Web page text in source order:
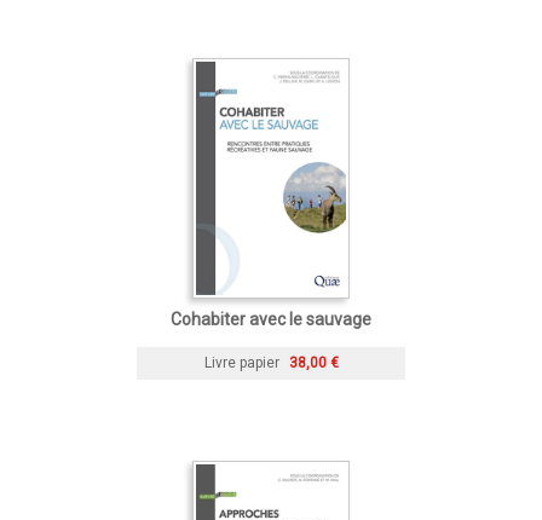
Cohabiter avec le sauvage
Livre papier 38,00 €